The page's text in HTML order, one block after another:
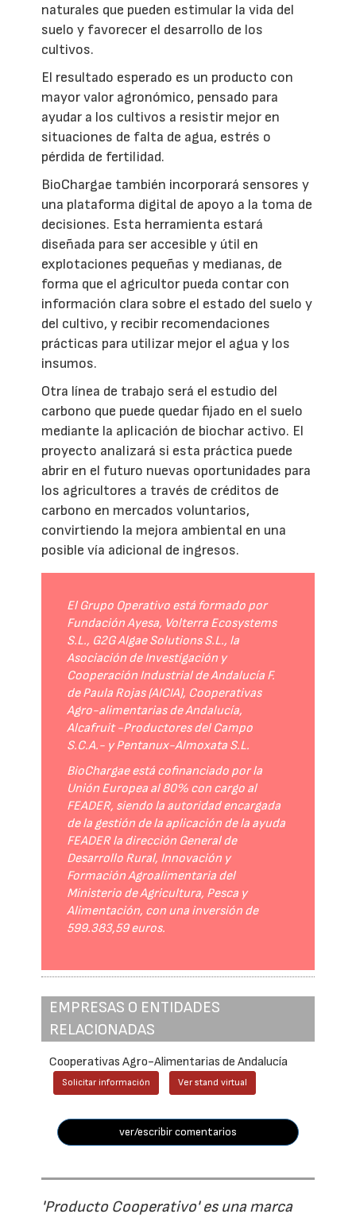
naturales que pueden estimular la vida del
suelo y favorecer el desarrollo de los
cultivos.
El resultado esperado es un producto con
mayor valor agronómico, pensado para
ayudar a los cultivos a resistir mejor en
situaciones de falta de agua, estrés o
pérdida de fertilidad.
BioChargae también incorporará sensores y
una plataforma digital de apoyo a la toma de
decisiones. Esta herramienta estará
diseñada para ser accesible y útil en
explotaciones pequeñas y medianas, de
forma que el agricultor pueda contar con
información clara sobre el estado del suelo y
del cultivo, y recibir recomendaciones
prácticas para utilizar mejor el agua y los
insumos.
Otra línea de trabajo será el estudio del
carbono que puede quedar fijado en el suelo
mediante la aplicación de biochar activo. El
proyecto analizará si esta práctica puede
abrir en el futuro nuevas oportunidades para
los agricultores a través de créditos de
carbono en mercados voluntarios,
convirtiendo la mejora ambiental en una
posible vía adicional de ingresos.
El Grupo Operativo está formado por
Fundación Ayesa, Volterra Ecosystems
S.L., G2G Algae Solutions S.L., la
Asociación de Investigación y
Cooperación Industrial de Andalucía F.
de Paula Rojas (AICIA), Cooperativas
Agro-alimentarias de Andalucía,
Alcafruit -Productores del Campo
S.C.A.- y Pentanux-Almoxata S.L.
BioChargae está cofinanciado por la
Unión Europea al 80% con cargo al
FEADER, siendo la autoridad encargada
de la gestión de la aplicación de la ayuda
FEADER la dirección General de
Desarrollo Rural, Innovación y
Formación Agroalimentaria del
Ministerio de Agricultura, Pesca y
Alimentación, con una inversión de
599.383,59 euros.
EMPRESAS O ENTIDADES
RELACIONADAS
Cooperativas Agro-Alimentarias de Andalucía
Solicitar información Ver stand virtual
ver/escribir comentarios
'Producto Cooperativo' es una marca